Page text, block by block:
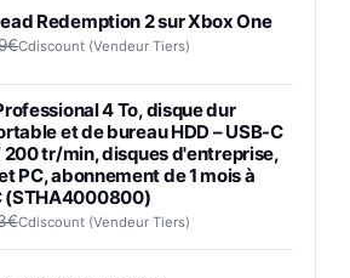
Redemption 2 sur Xbox One
Cdiscount (Vendeur Tiers)
4 To, disque dur
et de bureau HDD – USB-C
200 tr/min, disques d'entreprise,
PC, abonnement de 1 mois à
(STHA4000800)
Cdiscount (Vendeur Tiers)